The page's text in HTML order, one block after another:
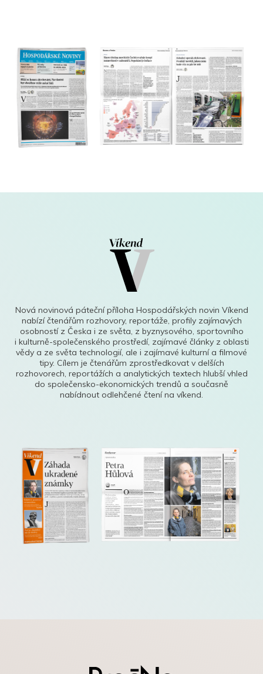
Nová novinová páteční příloha Hospodářských novin Víkend
nabízí čtenářům rozhovory, reportáže, profily zajímavých
osobností z Česka i ze světa, z byznysového, sportovního
i kulturně-společenského prostředí, zajímavé články z oblasti
vědy a ze světa technologií, ale i zajímavé kulturní a filmové
tipy. Cílem je čtenářům zprostředkovat v delších
rozhovorech, reportážích a analytických textech hlubší vhled
do společensko-ekonomických trendů a současně
nabídnout odlehčené čtení na víkend.